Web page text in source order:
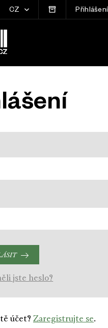
HLEDÁNÍ
CZ Přihlášení
jste heslo?
účet? Zaregistrujte se.